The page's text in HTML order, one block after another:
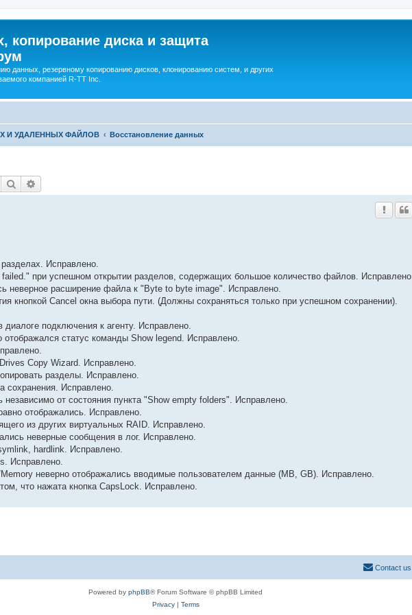
копирование диска и защита
данных, резервному копированию дисков, клонированию систем, и других
компанией R-TT Inc.
И УДАЛЕННЫХ ФАЙЛОВ Восстановление данных
Search
Исправлено.
при успешном открытии разделов, содержащих большое количество файлов. Исправлено.
неверное расширение файла к "Byte to byte image". Исправлено.
кнопкой Cancel окна выбора пути. (Должны сохраняться только при успешном сохранении).
подключения к агенту. Исправлено.
статус команды Show legend. Исправлено.
Copy Wizard. Исправлено.
разделы. Исправлено.
сохранения. Исправлено.
от состояния пункта "Show empty folders". Исправлено.
отображались. Исправлено.
из других виртуальных RAID. Исправлено.
неверные сообщения в лог. Исправлено.
hardlink. Исправлено.
Исправлено.
неверно отображались вводимые пользователем данные (MB, GB). Исправлено.
что нажата кнопка CapsLock. Исправлено.
Contact us
Powered by phpBB® Forum Software © phpBB Limited
Privacy| Terms